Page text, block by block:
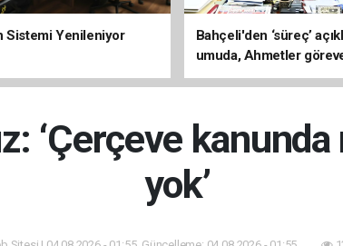
Sistemi Yenileniyor
Bahçeli'den ‘süreç’
umuda, Ahmetler
evine dönmeli’
‘Çerçeve
yok’